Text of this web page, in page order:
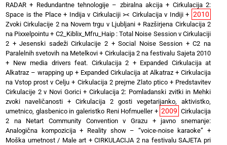
RADAR + Redundantne tehnologije – zbiralna akcija + Cirkulacija 2:
Space is the Place+ Indija v Cirkulaciji >< Cirkulacija v Indiji+ 2010
Zvoki Cirkulacije 2 na Novem trgu v Ljubljani+ Razširjena Cirkulacija 2
na Pixxelpointu + C2_Kiblix_Mfru_Haip : Total Noise Session v Cirkulaciji
2 +Jesenski sadeži Cirkulacije 2+Social Noise Session +C2 na
Paralelnih svetovih na Metelkovi+ Cirkulacija 2 na festivalu Sajeta 2010
+ New media drivers feat. Cirkulacija 2 + Expanded Cirkulacija at
Alkatraz – wrapping up + Expanded Cirkulacija at Alkatraz + Cirkulacija
na Vstop prost v Celju + Cirkulacija 2 prejme Zlato ptico+ Predstavitev
Cirkulacije 2 v Novi Gorici+ Cirkulacija 2: Pomladanski zvitki in Mehki
zvoki naveličanosti + Cirkulacija 2 gosti vegetarijanko, aktivistko,
umetnico, glasbenico in galeristko Reni Hofmueller+ 2009 Cirkulacija
2 na Netart Community Convention v Grazu + javno snemanje:
Analogična kompozicija+ Reality show – “voice-noise karaoke” +
Moška umetnost / Male art +CIRKULACIJA 2 na festivalu SAJETA pri